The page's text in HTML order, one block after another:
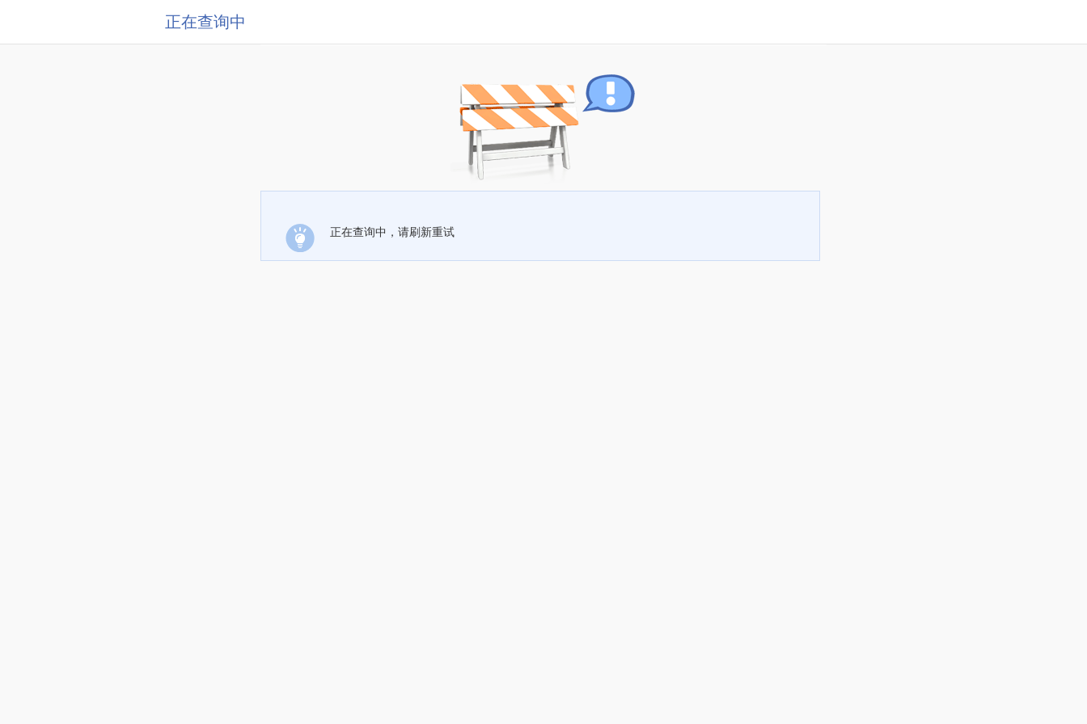
正在查询中
正在查询中，请刷新重试